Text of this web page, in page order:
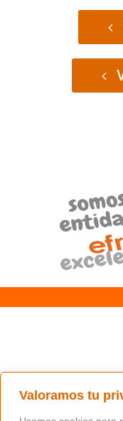
Valoramos tu
(+34) 91 766